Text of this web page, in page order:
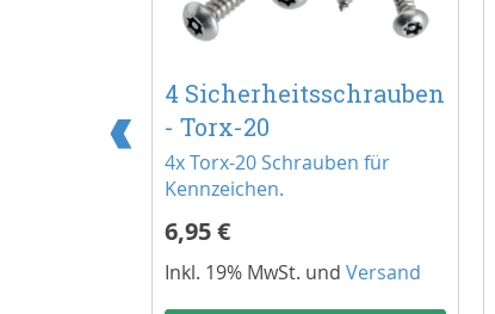
4 Sicherheitsschrauben
- Torx-20
4x Torx-20 Schrauben für
Kennzeichen.
6,95 €
Inkl. 19% MwSt. und Versand